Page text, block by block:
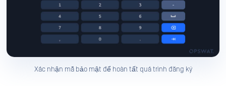
Xác nhận mã bảo mật để hoàn tất quá trình đăng ký